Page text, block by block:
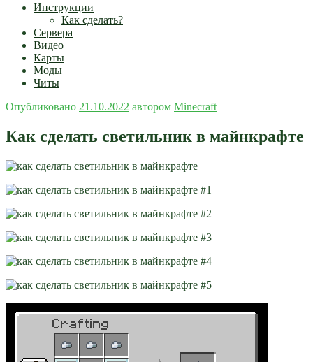
Инструкции
Как сделать?
Сервера
Видео
Карты
Моды
Читы
Опубликовано 21.10.2022 автором Minecraft
Как сделать светильник в майнкрафте